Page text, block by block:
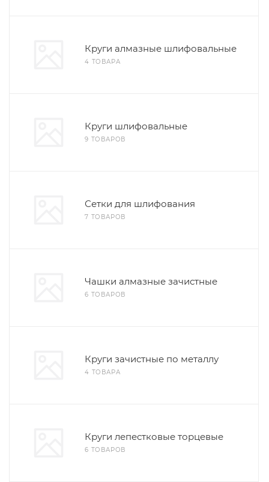
Круги алмазные шлифовальные
4 ТОВАРА
Круги шлифовальные
9 ТОВАРОВ
Сетки для шлифования
7 ТОВАРОВ
Чашки алмазные зачистные
6 ТОВАРОВ
Круги зачистные по металлу
4 ТОВАРА
Круги лепестковые торцевые
6 ТОВАРОВ